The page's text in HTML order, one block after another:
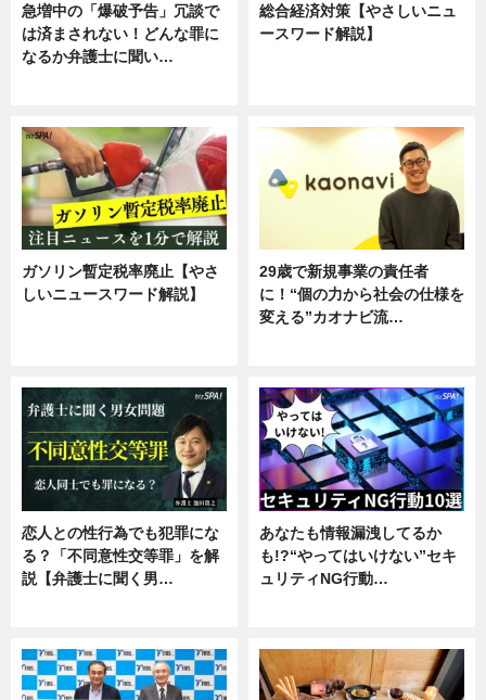
急増中の「爆破予告」冗談で
は済まされない！どんな罪に
なるか弁護士に聞い…
総合経済対策【やさしいニュ
ースワード解説】
ガソリン暫定税率廃止【やさ
しいニュースワード解説】
29歳で新規事業の責任者
に！“個の力から社会の仕様を
変える”カオナビ流…
恋人との性行為でも犯罪にな
る？「不同意性交等罪」を解
説【弁護士に聞く男…
あなたも情報漏洩してるか
も!?“やってはいけない”セキ
ュリティNG行動…